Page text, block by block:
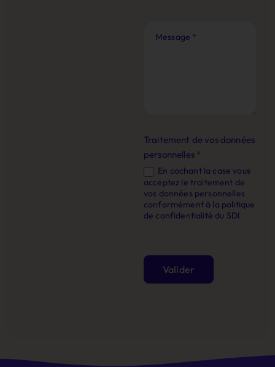
Message *
Traitement de vos données
personnelles *
En cochant la case vous
acceptez le traitement de
vos données personnelles
conformément à la politique
de confidentialité du SDI
Valider